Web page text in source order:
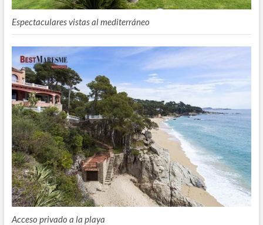
Espectaculares vistas al mediterráneo
Acceso privado a la playa